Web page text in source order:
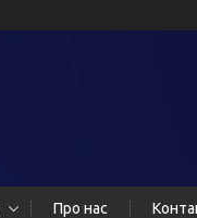
Про нас